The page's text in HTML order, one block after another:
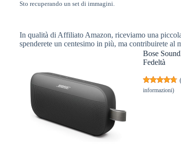
Sto recuperando un set di immagini.
In qualità di Affiliato Amazon, riceviamo una
spenderete un centesimo in più, ma contribuirete al
Bose
Fedeltà
informazioni)